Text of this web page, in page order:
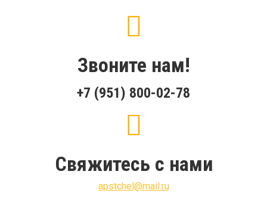
Звоните нам!
+7 (951) 800-02-78
Свяжитесь с нами
apstchel@mail.ru